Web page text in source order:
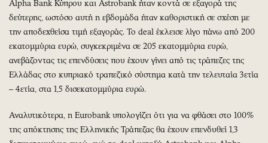
Alpha Bank Κύπρου και Astrobank ήταν κοντά σε εξαγορά της
δεύτερης, ωστόσο αυτή η εβδομάδα ήταν καθοριστική σε σχέση με
την αποδεχθείσα τιμή εξαγοράς. Το deal έκλεισε λίγο πάνω από 200
εκατομμύρια ευρώ, συγκεκριμένα σε 205 εκατομμύρια ευρώ,
ανεβάζοντας τις επενδύσεις που έχουν γίνει από τις τράπεζες της
Ελλάδας στο κυπριακό τραπεζικό σύστημα κατά την τελευταία 3ετία
– 4ετία, στα 1,5 δισεκατομμύρια ευρώ.
Αναλυτικότερα, η Eurobank υπολογίζει ότι για να φθάσει στο 100%
της απόκτησης της Ελληνικής Τράπεζας θα έχουν επενδυθεί 1,3